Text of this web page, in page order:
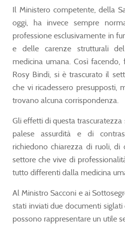
Il Ministero competente, della
oggi, ha invece sempre
professione esclusivamente in
e delle carenze strutturali
medicina umana. Così
Rosy Bindi, si è trascurato il
che vi ricadessero presupposti,
trovano alcuna corrispondenza.
Gli effetti di questa
palese assurdità e di
richiedono chiarezza di ruoli,
settore che vive di
tutto differenti dalla medicina
Al Ministro Sacconi e ai
stati inviati due documenti siglati
possono rappresentare un utile